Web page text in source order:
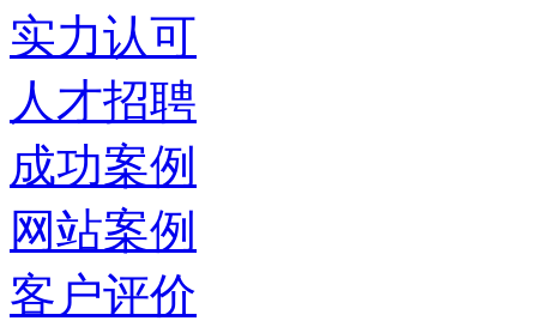
实力认可
人才招聘
成功案例
网站案例
客户评价